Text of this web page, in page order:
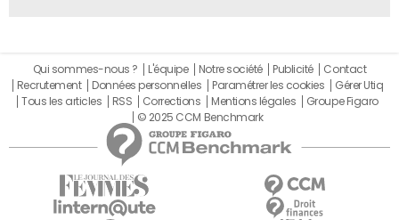
Qui sommes-nous ? L'équipe Notre société Publicité
Contact
Recrutement
Données personnelles Paramétrer les cookies
Gérer Utiq
Tous les articles
RSS Corrections Mentions légales
Groupe Figaro
© 2025 CCM Benchmark